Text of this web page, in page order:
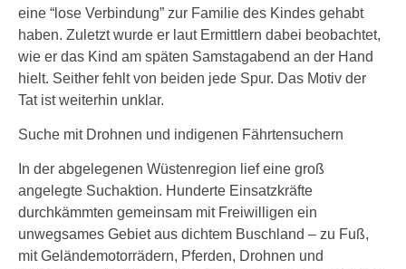
eine “lose Verbindung” zur Familie des Kindes gehabt
haben. Zuletzt wurde er laut Ermittlern dabei beobachtet,
wie er das Kind am späten Samstagabend an der Hand
hielt. Seither fehlt von beiden jede Spur. Das Motiv der
Tat ist weiterhin unklar.
Suche mit Drohnen und indigenen Fährtensuchern
In der abgelegenen Wüstenregion lief eine groß
angelegte Suchaktion. Hunderte Einsatzkräfte
durchkämmten gemeinsam mit Freiwilligen ein
unwegsames Gebiet aus dichtem Buschland – zu Fuß,
mit Geländemotorrädern, Pferden, Drohnen und